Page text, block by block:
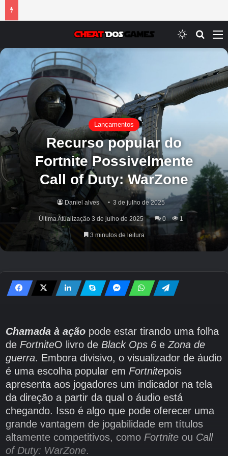
Switch skin
Lançamentos
Recurso popular do
Fortnite Possivelmente
Call of Duty: WarZone
Daniel alves 3 de julho de 2025
Última Atualização 3 de julho de 2025 0 1
3 minutos de leitura
Chamada à ação pode estar tirando uma folha
de FortniteO livro de Black Ops 6 e Zona de
guerra. Embora divisivo, o visualizador de áudio
é uma escolha popular em Fortnitepois
apresenta aos jogadores um indicador na tela
da direção a partir da qual o áudio está
chegando. Isso é algo que pode oferecer uma
grande vantagem de jogabilidade em títulos
altamente competitivos, como Fortnite ou Call
of Duty: WarZone.